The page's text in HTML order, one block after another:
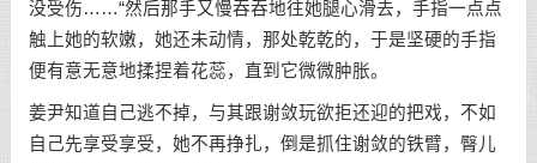
没受伤……“然后那手又慢吞吞地往她腿心滑去，手指一点点
触上她的软嫩，她还未动情，那处乾乾的，于是坚硬的手指
便有意无意地揉捏着花蕊，直到它微微肿胀。
姜尹知道自己逃不掉，与其跟谢敛玩欲拒还迎的把戏，不如
自己先享受享受，她不再挣扎，倒是抓住谢敛的铁臂，臀儿